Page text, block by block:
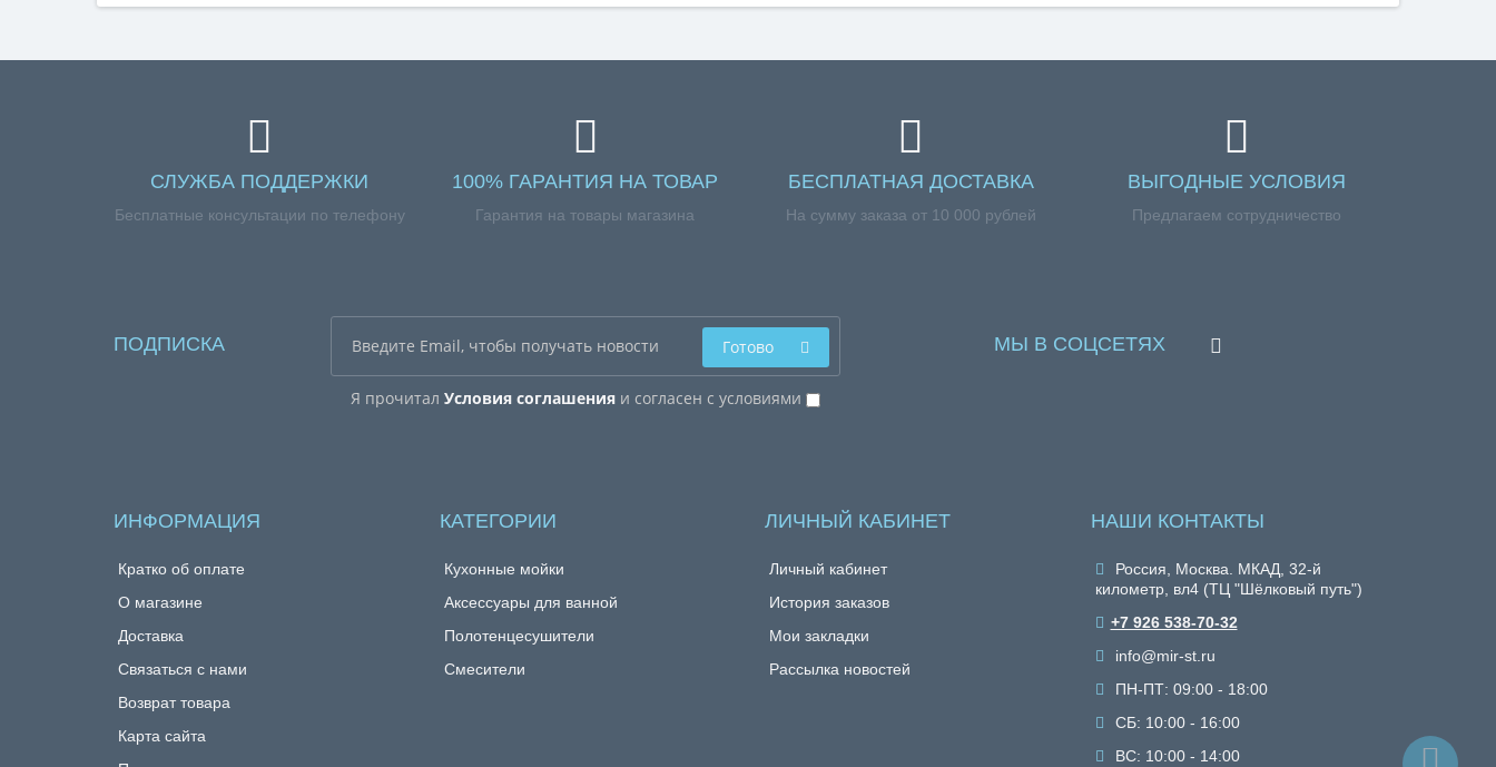
СЛУЖБА ПОДДЕРЖКИ
Бесплатные консультации по телефону
100% ГАРАНТИЯ НА ТОВАР
Гарантия на товары магазина
БЕСПЛАТНАЯ ДОСТАВКА
На сумму заказа от 10 000 рублей
ВЫГОДНЫЕ УСЛОВИЯ
Предлагаем сотрудничество
ПОДПИСКА
Я прочитал Условия соглашенияи согласен с условиями
Готово МЫ В СОЦСЕТЯХ
ИНФОРМАЦИЯ
Кратко об оплате
О магазине
Доставка
Связаться с нами
Возврат товара
Карта сайта
КАТЕГОРИИ
Кухонные мойки
Аксессуары для ванной
Полотенцесушители
Смесители
ЛИЧНЫЙ КАБИНЕТ
Личный кабинет
История заказов
Мои закладки
Рассылка новостей
НАШИ КОНТАКТЫ
Россия, Москва. МКАД, 32-й
километр, вл4 (ТЦ "Шёлковый путь")
+7 926 538-70-32
info@mir-st.ru
ПН-ПТ: 09:00 - 18:00
СБ: 10:00 - 16:00
ВС: 10:00 - 14:00